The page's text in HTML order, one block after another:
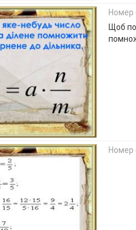
Номер
Щоб
Номер